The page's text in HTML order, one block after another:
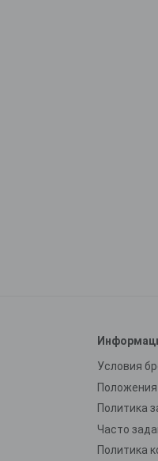
Условия
Положения
Часто